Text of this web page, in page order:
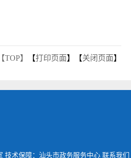
【TOP】 【打印页面】【关闭页面】
技术保障：汕头市政务服务中心 联系我们